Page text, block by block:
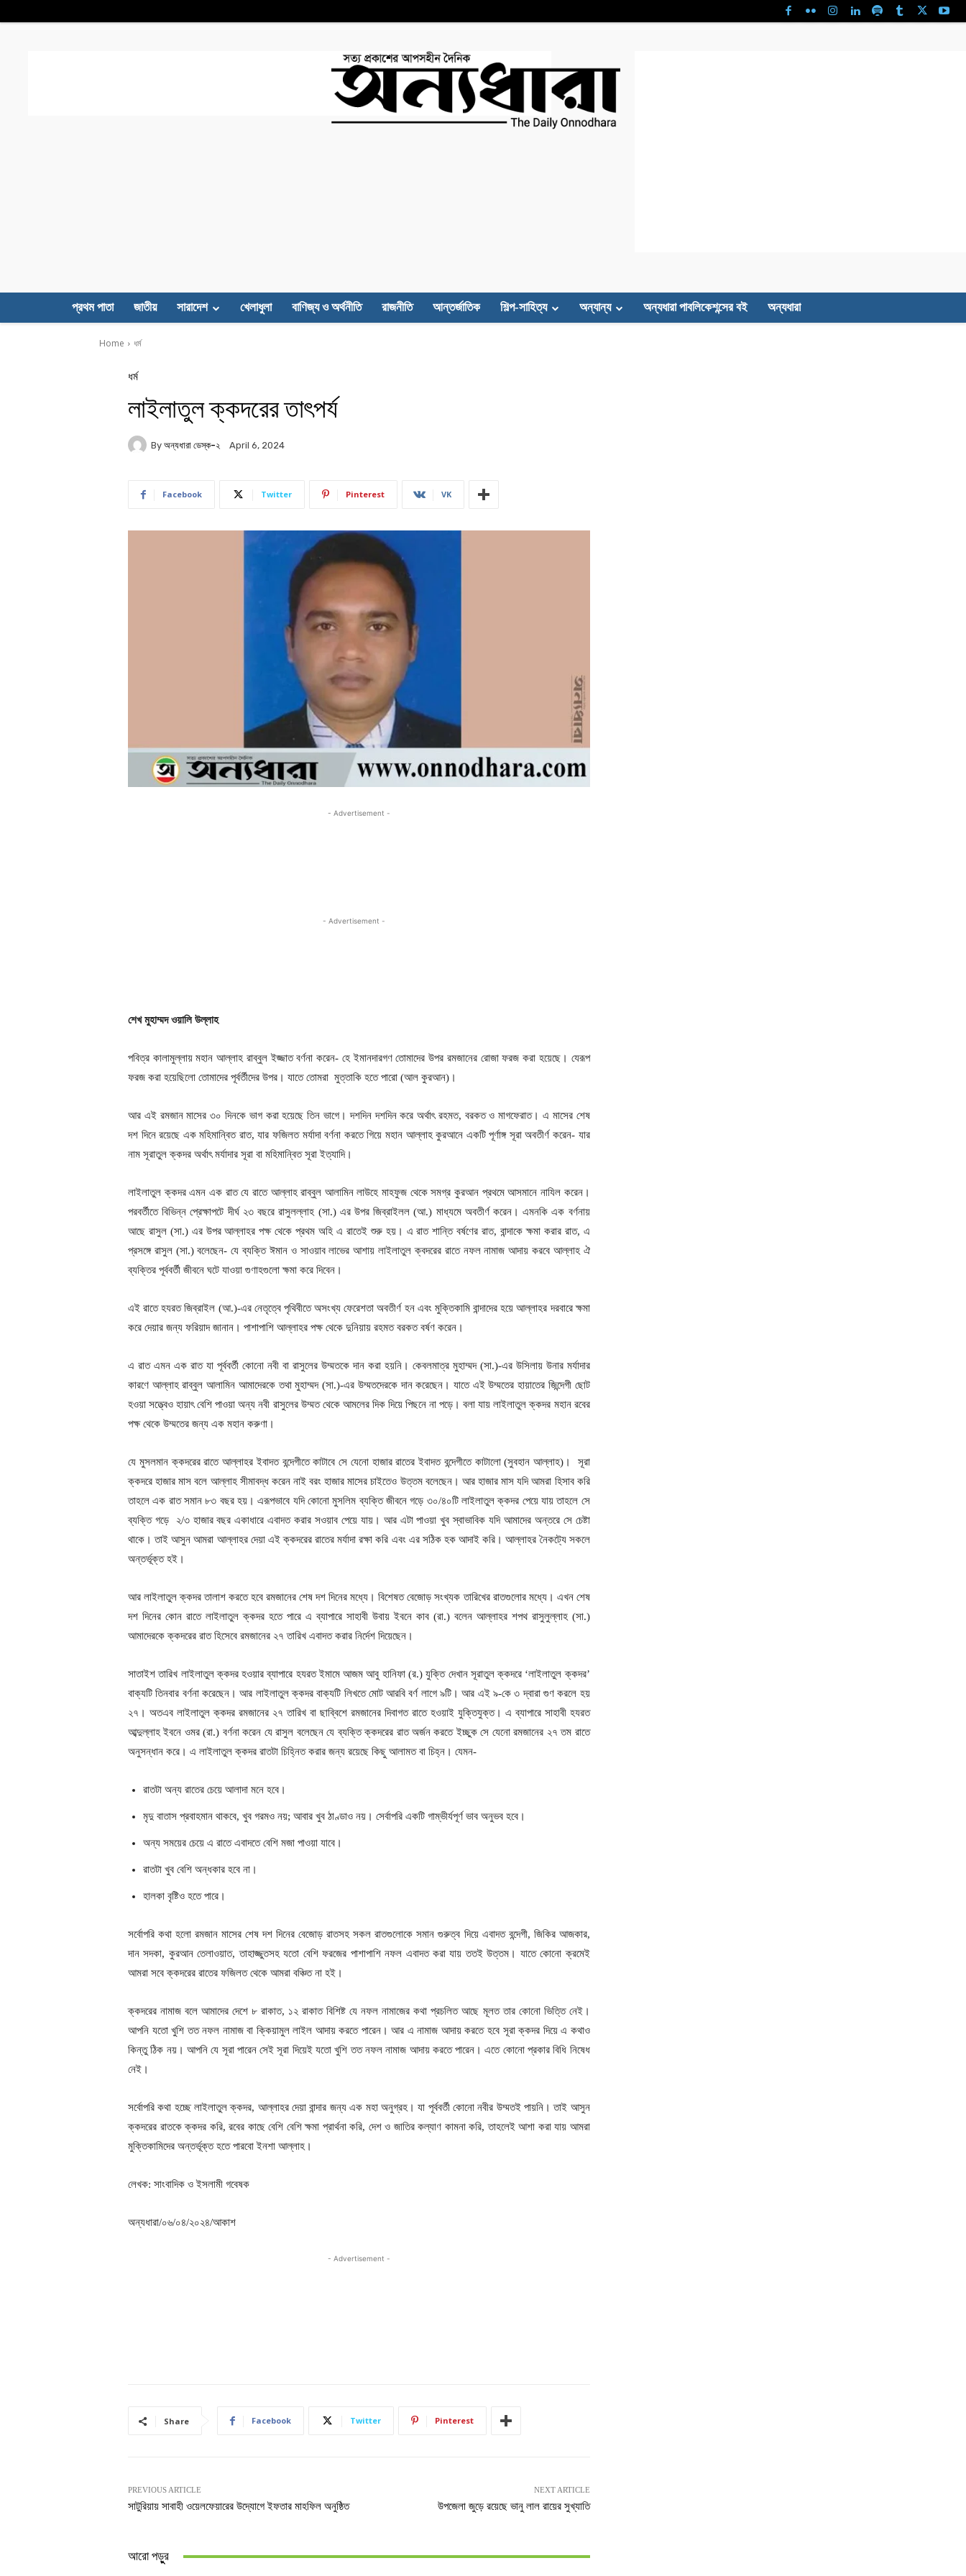
প্রথম পাতা জাতীয় সারাদেশ খেলাধুলা বাণিজ্য ও অর্থনীতি রাজনীতি আন্তর্জাতিক শিল্প-সাহিত্য অন্যান্য অন্যধারা পাবলিকেশন্সের বই অন্যধারা
Home ধর্ম
ধর্ম
লাইলাতুল ক্কদরের তাৎপর্য
By অন্যধারা ডেস্ক-২ April 6, 2024
Facebook Twitter Pinterest VK
- Advertisement -
- Advertisement -
শেখ মুহাম্মদ ওয়ালি উল্লাহ
পবিত্র কালামুল্লায় মহান আল্লাহ রাব্বুল ইজ্জাত বর্ণনা করেন- হে ইমানদারগণ তোমাদের উপর রমজানের রোজা ফরজ করা হয়েছে। যেরূপ
ফরজ করা হয়েছিলো তোমাদের পূর্বর্তীদের উপর। যাতে তোমরা মুত্তাকি হতে পারো (আল কুরআন)।
আর এই রমজান মাসের ৩০ দিনকে ভাগ করা হয়েছে তিন ভাগে। দশদিন দশদিন করে অর্থাৎ রহমত, বরকত ও মাগফেরাত। এ মাসের শেষ
দশ দিনে রয়েছে এক মহিমান্বিত রাত, যার ফজিলত মর্যাদা বর্ণনা করতে গিয়ে মহান আল্লাহ কুরআনে একটি পূর্ণাঙ্গ সূরা অবতীর্ণ করেন- যার
নাম সূরাতুল ক্কদর অর্থাৎ মর্যাদার সূরা বা মহিমান্বিত সূরা ইত্যাদি।
লাইলাতুল ক্কদর এমন এক রাত যে রাতে আল্লাহ রাব্বুল আলামিন লাউহে মাহফুজ থেকে সমগ্র কুরআন প্রথমে আসমানে নাযিল করেন।
পরবর্তীতে বিভিন্ন প্রেক্ষাপটে দীর্ঘ ২৩ বছরে রাসুলল্লাহ (সা.) এর উপর জিব্রাইলল (আ.) মাধ্যমে অবতীর্ণ করেন। এমনকি এক বর্ণনায়
আছে রাসুল (সা.) এর উপর আল্লাহর পক্ষ থেকে প্রথম অহি এ রাতেই শুরু হয়। এ রাত শান্তি বর্ষণের রাত, বান্দাকে ক্ষমা করার রাত, এ
প্রসঙ্গে রাসুল (সা.) বলেছেন- যে ব্যক্তি ঈমান ও সাওয়াব লাভের আশায় লাইলাতুল ক্বদরের রাতে নফল নামাজ আদায় করবে আল্লাহ ঐ
ব্যক্তির পূর্ববর্তী জীবনে ঘটে যাওয়া গুণাহগুলো ক্ষমা করে দিবেন।
এই রাতে হযরত জিব্রাইল (আ.)-এর নেতৃত্বে পৃথিবীতে অসংখ্য ফেরেশতা অবতীর্ণ হন এবং মুক্তিকামি বান্দাদের হয়ে আল্লাহর দরবারে ক্ষমা
করে দেয়ার জন্য ফরিয়াদ জানান। পাশাপাশি আল্লাহর পক্ষ থেকে দুনিয়ায় রহমত বরকত বর্ষণ করেন।
এ রাত এমন এক রাত যা পূর্ববর্তী কোনো নবী বা রাসুলের উম্মতকে দান করা হয়নি। কেবলমাত্র মুহাম্মদ (সা.)-এর উসিলায় উনার মর্যাদার
কারণে আল্লাহ রাব্বুল আলামিন আমাদেরকে তথা মুহাম্মদ (সা.)-এর উম্মতদেরকে দান করেছেন। যাতে এই উম্মতের হায়াতের জিন্দেগী ছোট
হওয়া সত্ত্বেও হায়াৎ বেশি পাওয়া অন্য নবী রাসুলের উম্মত থেকে আমলের দিক দিয়ে পিছনে না পড়ে। বলা যায় লাইলাতুল ক্কদর মহান রবের
পক্ষ থেকে উম্মতের জন্য এক মহান করুণা।
যে মুসলমান ক্কদরের রাতে আল্লাহর ইবাদত বন্দেগীতে কাটাবে সে যেনো হাজার রাতের ইবাদত বন্দেগীতে কাটালো (সুবহান আল্লাহ)। সূরা
ক্কদরে হাজার মাস বলে আল্লাহ সীমাবদ্ধ করেন নাই বরং হাজার মাসের চাইতেও উত্তম বলেছেন। আর হাজার মাস যদি আমরা হিসাব করি
তাহলে এক রাত সমান ৮৩ বছর হয়। এরূপভাবে যদি কোনো মুসলিম ব্যক্তি জীবনে গড়ে ৩০/৪০টি লাইলাতুল ক্কদর পেয়ে যায় তাহলে সে
ব্যক্তি গড়ে ২/৩ হাজার বছর একাধারে এবাদত করার সওয়াব পেয়ে যায়। আর এটা পাওয়া খুব স্বাভাবিক যদি আমাদের অন্তরে সে চেষ্টা
থাকে। তাই আসুন আমরা আল্লাহর দেয়া এই ক্কদরের রাতের মর্যাদা রক্ষা করি এবং এর সঠিক হক আদাই করি। আল্লাহর নৈকট্যে সকলে
অন্তর্ভূক্ত হই।
আর লাইলাতুল ক্কদর তালাশ করতে হবে রমজানের শেষ দশ দিনের মধ্যে। বিশেষত বেজোড় সংখ্যক তারিখের রাতগুলোর মধ্যে। এখন শেষ
দশ দিনের কোন রাতে লাইলাতুল ক্কদর হতে পারে এ ব্যাপারে সাহাবী উবায় ইবনে কাব (রা.) বলেন আল্লাহর শপথ রাসুলুল্লাহ (সা.)
আমাদেরকে ক্কদরের রাত হিসেবে রমজানের ২৭ তারিখ এবাদত করার নির্দেশ দিয়েছেন।
সাতাইশ তারিখ লাইলাতুল ক্কদর হওয়ার ব্যাপারে হযরত ইমামে আজম আবু হানিফা (র.) যুক্তি দেখান সূরাতুল ক্কদরে ‘লাইলাতুল ক্কদর’
বাক্যটি তিনবার বর্ণনা করেছেন। আর লাইলাতুল ক্কদর বাক্যটি লিখতে মোট আরবি বর্ণ লাগে ৯টি। আর এই ৯-কে ৩ দ্বারা গুণ করলে হয়
২৭। অতএব লাইলাতুল ক্কদর রমজানের ২৭ তারিখ বা ছাব্বিশে রমজানের দিবাগত রাতে হওয়াই যুক্তিযুক্ত। এ ব্যাপারে সাহাবী হযরত
আব্দুল্লাহ ইবনে ওমর (রা.) বর্ণনা করেন যে রাসুল বলেছেন যে ব্যক্তি ক্কদরের রাত অর্জন করতে ইচ্ছুক সে যেনো রমজানের ২৭ তম রাতে
অনুসন্ধান করে। এ লাইলাতুল ক্কদর রাতটা চিহ্নিত করার জন্য রয়েছে কিছু আলামত বা চিহ্ন। যেমন-
রাতটা অন্য রাতের চেয়ে আলাদা মনে হবে।
মৃদু বাতাস প্রবাহমান থাকবে, খুব গরমও নয়; আবার খুব ঠাণ্ডাও নয়। সের্বাপরি একটি গাম্ভীর্যপূর্ণ ভাব অনুভব হবে।
অন্য সময়ের চেয়ে এ রাতে এবাদতে বেশি মজা পাওয়া যাবে।
রাতটা খুব বেশি অন্ধকার হবে না।
হালকা বৃষ্টিও হতে পারে।
সর্বোপরি কথা হলো রমজান মাসের শেষ দশ দিনের বেজোড় রাতসহ সকল রাতগুলোকে সমান গুরুত্ব দিয়ে এবাদত বন্দেগী, জিকির আজকার,
দান সদকা, কুরআন তেলাওয়াত, তাহাজ্জুতসহ যতো বেশি ফরজের পাশাপাশি নফল এবাদত করা যায় ততই উত্তম। যাতে কোনো ক্রমেই
আমরা সবে ক্কদরের রাতের ফজিলত থেকে আমরা বঞ্চিত না হই।
ক্কদরের নামাজ বলে আমাদের দেশে ৮ রাকাত, ১২ রাকাত বিশিষ্ট যে নফল নামাজের কথা প্রচলিত আছে মূলত তার কোনো ভিত্তি নেই।
আপনি যতো খুশি তত নফল নামাজ বা ক্কিয়ামুল লাইল আদায় করতে পারেন। আর এ নামাজ আদায় করতে হবে সূরা ক্কদর দিয়ে এ কথাও
কিন্তু ঠিক নয়। আপনি যে সূরা পারেন সেই সূরা দিয়েই যতো খুশি তত নফল নামাজ আদায় করতে পারেন। এতে কোনো প্রকার বিধি নিষেধ
নেই।
সর্বোপরি কথা হচ্ছে লাইলাতুল ক্কদর, আল্লাহর দেয়া বান্দার জন্য এক মহা অনুগ্রহ। যা পূর্ববর্তী কোনো নবীর উম্মতই পায়নি। তাই আসুন
ক্কদরের রাতকে ক্কদর করি, রবের কাছে বেশি বেশি ক্ষমা প্রার্থনা করি, দেশ ও জাতির কল্যাণ কামনা করি, তাহলেই আশা করা যায় আমরা
মুক্তিকামিদের অন্তর্ভূক্ত হতে পারবো ইনশা আল্লাহ।
লেখক: সাংবাদিক ও ইসলামী গবেষক
অন্যধারা/০৬/০৪/২০২৪/আকাশ
- Advertisement -
Share Facebook Twitter Pinterest
PREVIOUS ARTICLE
সাটুরিয়ায় সাবাহী ওয়েলফেয়ারের উদ্যোগে ইফতার মাহফিল অনুষ্ঠিত
NEXT ARTICLE
উপজেলা জুড়ে রয়েছে ভানু লাল রায়ের সুখ্যাতি
আরো পড়ুুর